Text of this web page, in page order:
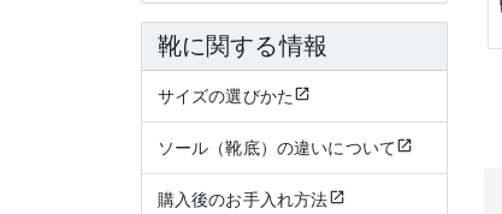
靴に関する情報
サイズの選びかた
ソール（靴底）の違いについて
購入後のお手入れ方法